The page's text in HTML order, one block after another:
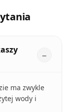
ma zwykle
wody i